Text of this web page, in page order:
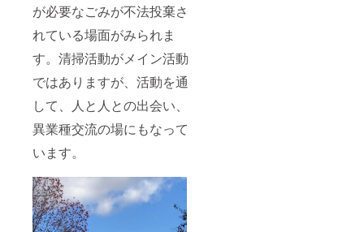
が必要なごみが不法投棄さ
れている場面がみられま
す。清掃活動がメイン活動
ではありますが、活動を通
して、人と人との出会い、
異業種交流の場にもなって
います。